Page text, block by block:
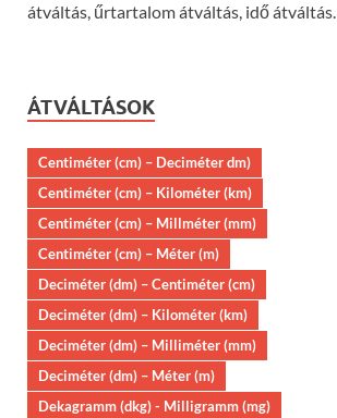
átváltás, űrtartalom átváltás, idő átváltás.
ÁTVÁLTÁSOK
Centiméter (cm) – Deciméter dm)
Centiméter (cm) – Kilométer (km)
Centiméter (cm) – Millméter (mm)
Centiméter (cm) – Méter (m)
Deciméter (dm) – Centiméter (cm)
Deciméter (dm) – Kilométer (km)
Deciméter (dm) – Milliméter (mm)
Deciméter (dm) – Méter (m)
Dekagramm (dkg) - Milligramm (mg)